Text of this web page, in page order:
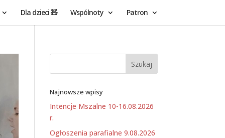
Dla dzieci 🧸 Wspólnoty Patron
Najnowsze wpisy
Intencje Mszalne 10-16.08.2026
r.
Ogłoszenia parafialne 9.08.2026